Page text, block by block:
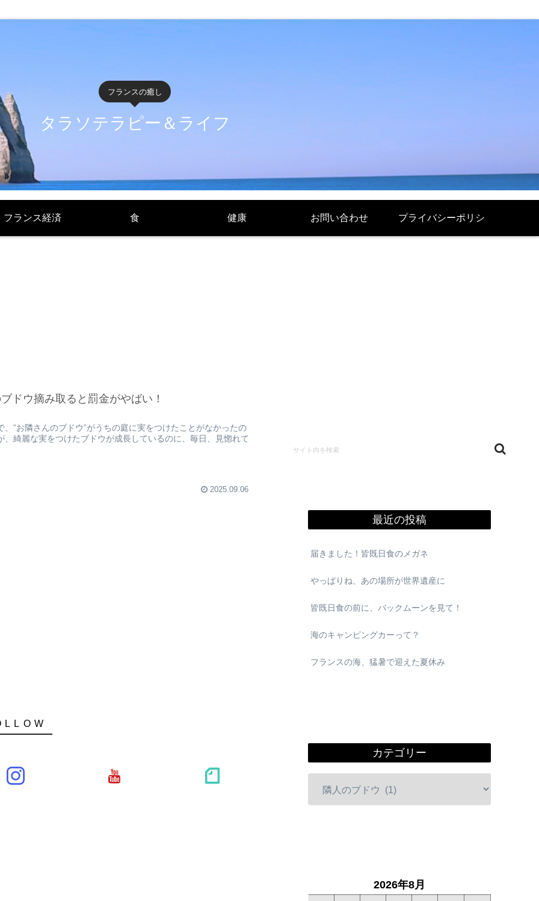
フランスの癒し
タラソテラピー＆ライフ
フランス経済 食 健康 お問い合わせ プライバシーポリシ
ドウ摘み取ると罰金がやばい！
、”お隣さんのブドウ”がうちの庭に実をつけたことがなかったの
、綺麗な実をつけたブドウが成長しているのに、毎日、見惚れて
2025.09.06
最近の投稿
届きました！皆既日食のメガネ
やっぱりね、あの場所が世界遺産に
皆既日食の前に、バックムーンを見て！
海のキャンピングカーって？
フランスの海、猛暑で迎えた夏休み
カテゴリー
2026年8月